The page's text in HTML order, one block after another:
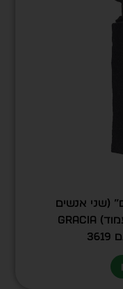
(שני אנשים
עוזרים לשלישי לטפס על עמוד) GRACIA